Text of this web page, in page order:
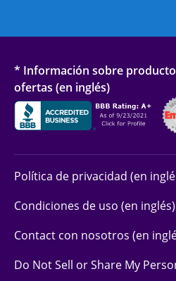
* Información sobre
ofertas (en inglés)
Política de privacidad (en
Condiciones de uso (en inglés)
Contact con nosotros (en
Do Not Sell or Share My